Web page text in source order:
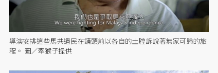
導演安排這些馬共遺民在鏡頭前以各自的土腔訴說著無家可歸的旅
程。 圖／牽猴子提供